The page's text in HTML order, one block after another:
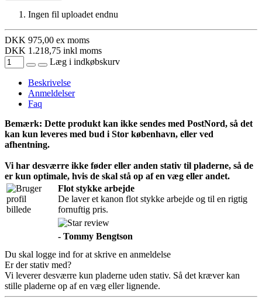
Ingen fil uploadet endnu
DKK 975,00 ex moms
DKK 1.218,75 inkl moms
Læg i indkøbskurv
Beskrivelse
Anmeldelser
Faq
Bemærk: Dette produkt kan ikke sendes med PostNord, så det
kan kun leveres med bud i Stor københavn, eller ved
afhentning.
Vi har desværre ikke føder eller anden stativ til pladerne, så de
er kun optimale, hvis de skal stå op af en væg eller andet.
Flot stykke arbejde
De laver et kanon flot stykke arbejde og til en rigtig
fornuftig pris.
- Tommy Bengtson
Du skal logge ind for at skrive en anmeldelse
Er der stativ med?
Vi leverer desværre kun pladerne uden stativ. Så det kræver kan
stille pladerne op af en væg eller lignende.